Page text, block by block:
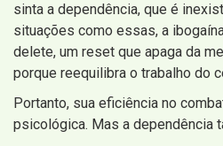
sinta a dependência, que é
situações como essas, a
delete, um reset que apaga da
porque reequilibra o trabalho do
Portanto, sua eficiência no
psicológica. Mas a dependência